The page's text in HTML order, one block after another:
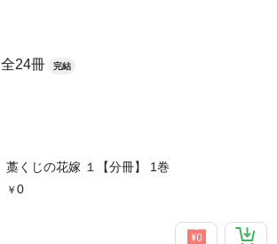
全24冊 完結
藁くじの花嫁 １【分冊】 1巻
0